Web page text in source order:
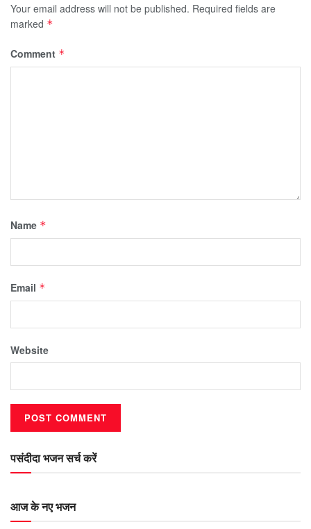
Your email address will not be published. Required fields are
marked *
Comment *
Name *
Email *
Website
पसंदीदा भजन सर्च करें
आज के नए भजन